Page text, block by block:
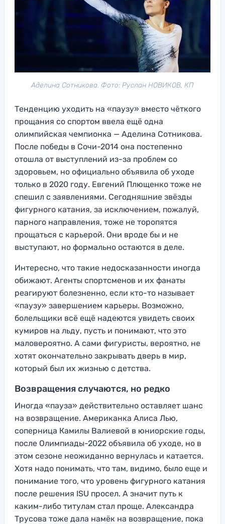
Аделина Сотникова. Фото: Руслан НОВИКОВ, КП
Тенденцию уходить на «паузу» вместо чёткого
прощания со спортом ввела ещё одна
олимпийская чемпионка — Аделина Сотникова.
После победы в Сочи-2014 она постепенно
отошла от выступлений из-за проблем со
здоровьем, но официально объявила об уходе
только в 2020 году. Евгений Плющенко тоже не
спешил с заявлениями. Сегодняшние звёзды
фигурного катания, за исключением, пожалуй,
парного направления, тоже не торопятся
прощаться с карьерой. Они вроде бы и не
выступают, но формально остаются в деле.
Интересно, что такие недосказанности иногда
обижают. Агенты спортсменов и их фанаты
реагируют болезненно, если кто-то называет
«паузу» завершением карьеры. Возможно,
болельщики всё ещё надеются увидеть своих
кумиров на льду, пусть и понимают, что это
маловероятно. А сами фигуристы, вероятно, не
хотят окончательно закрывать дверь в мир,
который был их жизнью с детства.
Возвращения случаются, но редко
Иногда «пауза» действительно оставляет шанс
на возвращение. Американка Алиса Лью,
соперница Камилы Валиевой в юниорские годы,
после Олимпиады-2022 объявила об уходе, но в
этом сезоне неожиданно вернулась и катается.
Хотя надо понимать, что там, видимо, было еще и
понимание того, что уровень фигурного катания
после решения ISU просел. А значит путь к
каким-либо титулам стал проще. Александра
Трусова тоже дала намёк на возвращение, пока